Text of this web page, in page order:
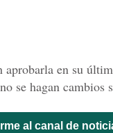
aprobarla en su
se hagan cambios
al canal de